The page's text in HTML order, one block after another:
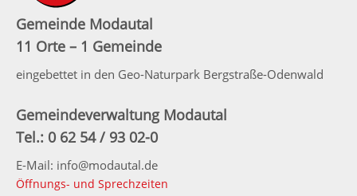
Gemeinde Modautal
11 Orte – 1 Gemeinde
eingebettet in den Geo-Naturpark Bergstraße-Odenwald
Gemeindeverwaltung Modautal
Tel.: 0 62 54 / 93 02-0
E-Mail: info@modautal.de
Öffnungs- und Sprechzeiten